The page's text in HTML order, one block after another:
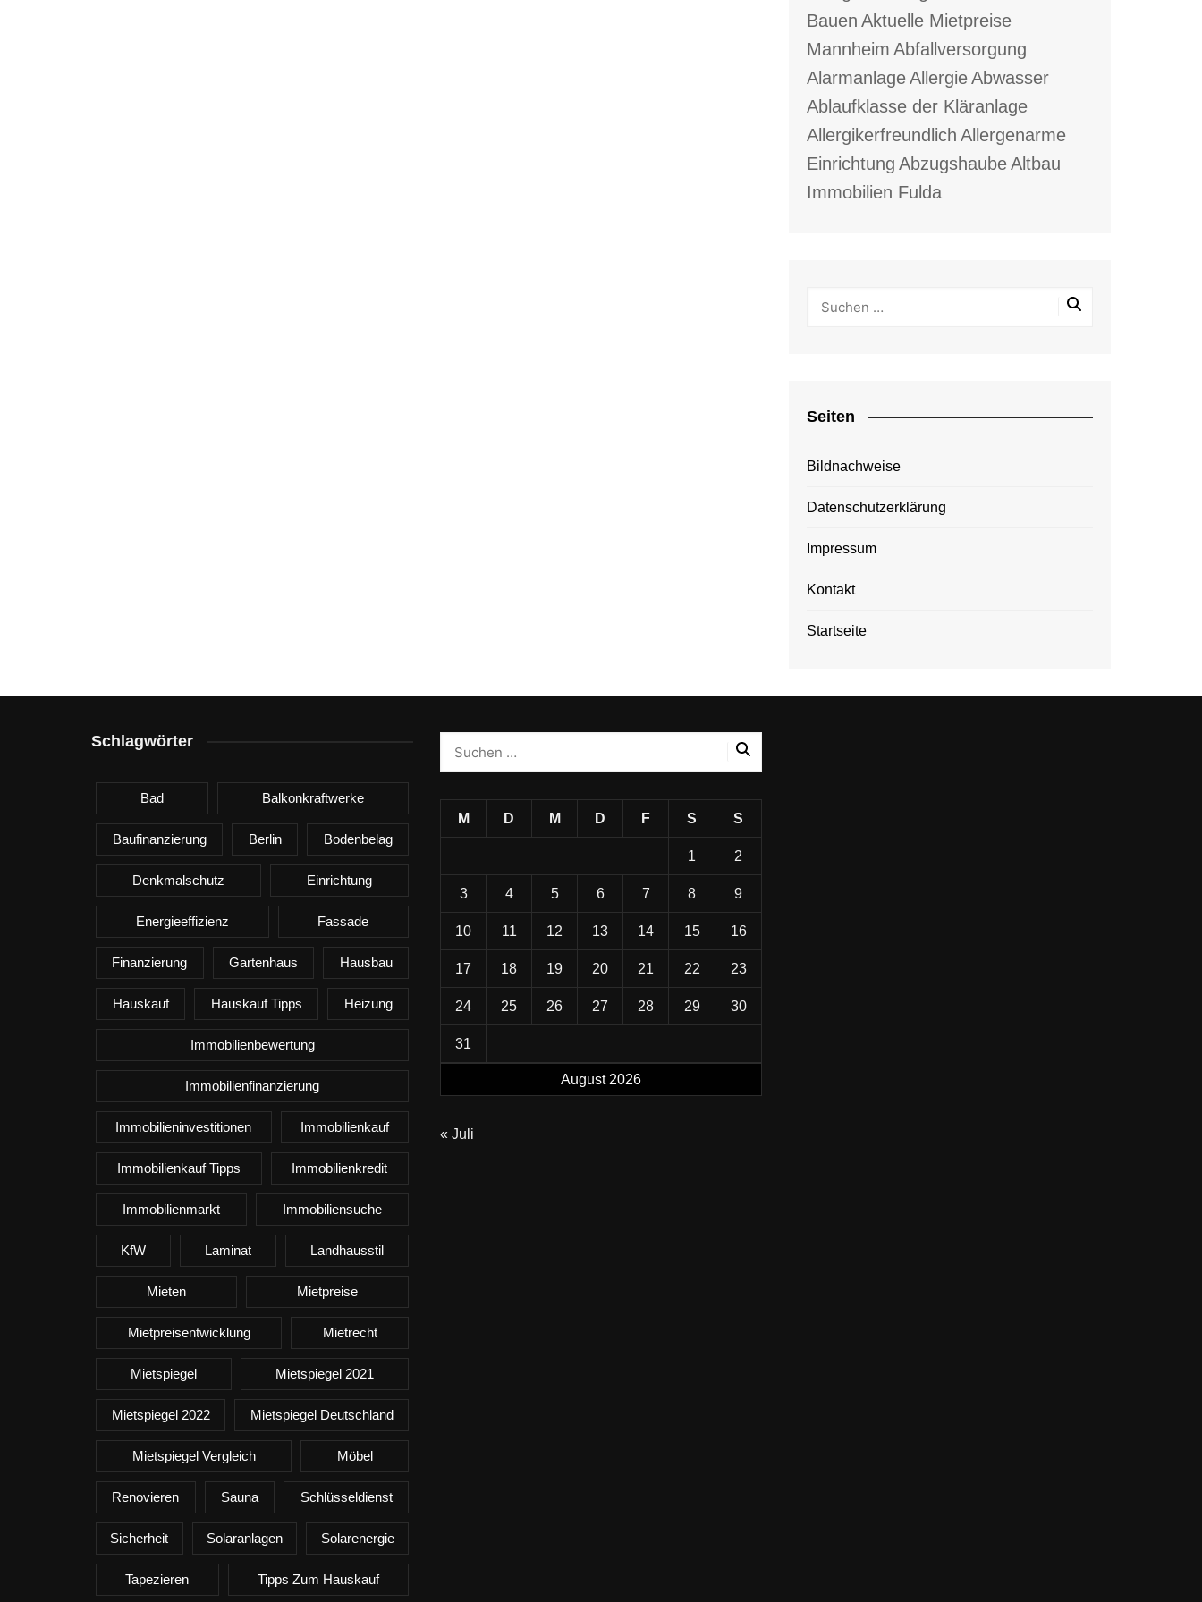
Bauen Aktuelle Mietpreise
Mannheim Abfallversorgung
AlarmanlageAllergieAbwasser
Ablaufklasse der Kläranlage
Allergikerfreundlich Allergenarme
Einrichtung AbzugshaubeAltbau
Immobilien Fulda
Seiten
Bildnachweise
Datenschutzerklärung
Impressum
Kontakt
Startseite
Schlagwörter
Bad Balkonkraftwerke
Baufinanzierung Berlin Bodenbelag
Denkmalschutz Einrichtung
Energieeffizienz Fassade
Finanzierung Gartenhaus Hausbau
Hauskauf Hauskauf Tipps Heizung
Immobilienbewertung
Immobilienfinanzierung
Immobilieninvestitionen Immobilienkauf
Immobilienkauf Tipps Immobilienkredit
Immobilienmarkt Immobiliensuche
KfW Laminat Landhausstil
Mieten Mietpreise
Mietpreisentwicklung Mietrecht
Mietspiegel Mietspiegel 2021
Mietspiegel 2022 Mietspiegel Deutschland
Mietspiegel Vergleich Möbel
Renovieren Sauna Schlüsseldienst
Sicherheit Solaranlagen Solarenergie
Tapezieren Tipps Zum Hauskauf
August 2026
M D M D F S S
1 2
3 4 5 6 7 8 9
10 11 12 13 14 15 16
17 18 19 20 21 22 23
24 25 26 27 28 29 30
31
« Juli